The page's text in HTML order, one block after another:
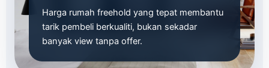
Harga rumah freehold yang tepat membantu
tarik pembeli berkualiti, bukan sekadar
banyak view tanpa offer.